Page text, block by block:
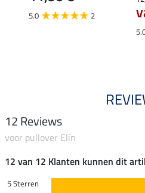
5.0 2
12 Reviews
voor pullover Elín
12 van 12 Klanten kunnen dit
5 Sterren